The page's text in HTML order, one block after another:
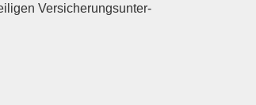
Ver­si­che­rungs­un­ter­